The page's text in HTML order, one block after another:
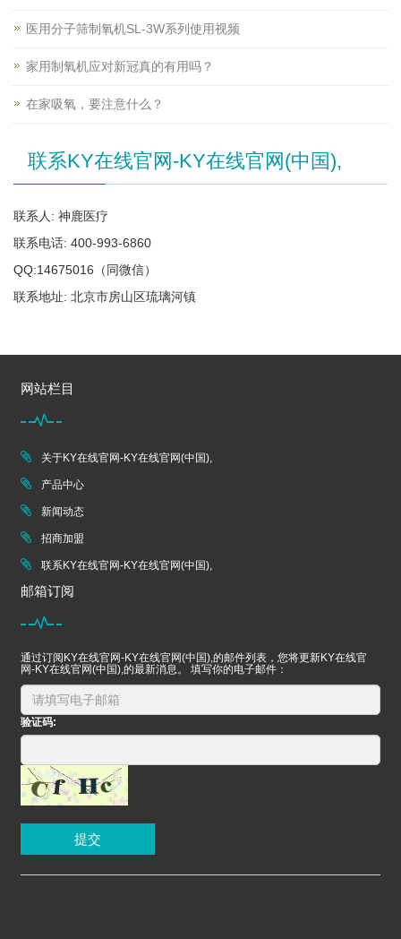
医用分子筛制氧机SL-3W系列使用视频
家用制氧机应对新冠真的有用吗？
在家吸氧，要注意什么？
联系KY在线官网-KY在线官网(中国),
联系人: 神鹿医疗
联系电话: 400-993-6860
QQ:14675016（同微信）
联系地址: 北京市房山区琉璃河镇
网站栏目
关于KY在线官网-KY在线官网(中国),
产品中心
新闻动态
招商加盟
联系KY在线官网-KY在线官网(中国),
邮箱订阅
通过订阅KY在线官网-KY在线官网(中国),的邮件列表，您将更新KY在线官
网-KY在线官网(中国),的最新消息。 填写你的电子邮件：
验证码:
提交